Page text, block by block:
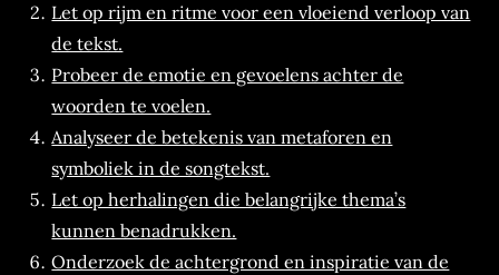
Let op rijm en ritme voor een vloeiend verloop van
de tekst.
Probeer de emotie en gevoelens achter de
woorden te voelen.
Analyseer de betekenis van metaforen en
symboliek in de songtekst.
Let op herhalingen die belangrijke thema’s
kunnen benadrukken.
Onderzoek de achtergrond en inspiratie van de